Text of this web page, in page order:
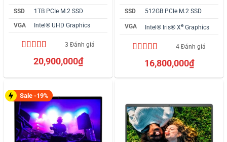
SSD
1TB PCIe M.2 SSD
VGA
Intel® UHD Graphics
5.00trên 5
dựa trên
3 Đánh giá
20,900,000₫
SSD
512GB PCIe M.2 SSD
VGA Intel® Iris® Xe Graphics
4.50trên 5
dựa trên
4 Đánh giá
16,800,000₫
Sale -19%